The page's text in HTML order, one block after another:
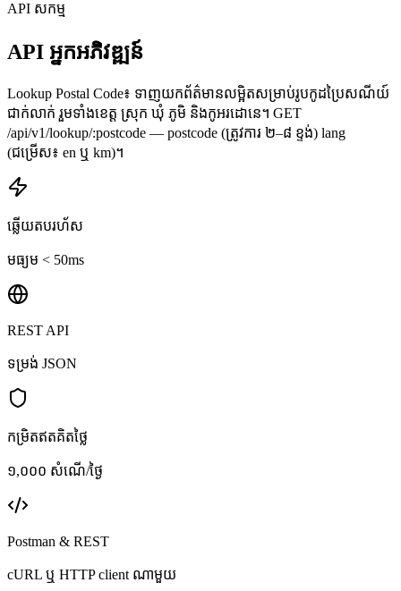
API សកម្ម
API អ្នកអភិវឌ្ឍន៍
Lookup Postal Code៖ ទាញយកព័ត៌មានលម្អិតសម្រាប់រូបកូដប្រៃសណីយ៍
ជាក់លាក់ រួមទាំងខេត្ត ស្រុក ឃុំ ភូមិ និងកូអរដោនេ។ GET
/api/v1/lookup/:postcode — postcode (ត្រូវការ ២–៨ ខ្ទង់) lang
(ជម្រើស៖ en ឬ km)។
ឆ្លើយតបរហ័ស
មធ្យម < 50ms
REST API
ទម្រង់ JSON
កម្រិតឥតគិតថ្លៃ
១,០០០ សំណើ/ថ្ងៃ
Postman & REST
cURL ឬ HTTP client ណាមួយ